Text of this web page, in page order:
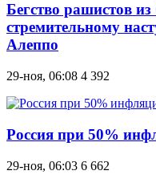
Бегство рашистов
стремительному
Алеппо
29-ноя, 06:08 4 392
Россия при 50%
29-ноя, 06:03 6 662